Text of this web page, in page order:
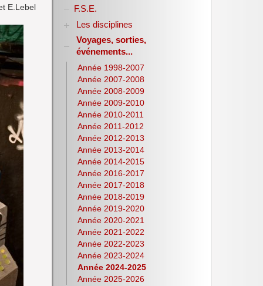
E.Lebel
Année scolaire 2019-2020
F.S.E.
Les disciplines
Allemand
Anglais
Sciences Economiques et Sociales
E.P.S.
Espagnol
Histoire-Géographie
Italien
Lettres
Latin
Mathématiques
NSI
Philosophie
Pix
Physique-Chimie
Notices d’utilisation de
logiciels
Olympiades nationales de la
chimie
S.T.M.G.
S.N.T.
S.V.T
Voyages, sorties,
événements...
Année 1998-2007
Année 2007-2008
Année 2008-2009
Année 2009-2010
Année 2010-2011
Année 2011-2012
Année 2012-2013
Année 2013-2014
Année 2014-2015
Année 2016-2017
Année 2017-2018
Année 2018-2019
Année 2019-2020
Année 2020-2021
Année 2021-2022
Année 2022-2023
Année 2023-2024
Année 2024-2025
Année 2025-2026